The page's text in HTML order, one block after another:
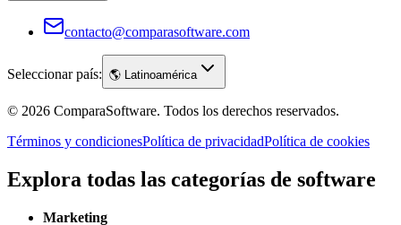
contacto@comparasoftware.com
Seleccionar país: 🌎 Latinoamérica
© 2026 ComparaSoftware. Todos los derechos reservados.
Términos y condicionesPolítica de privacidadPolítica de cookies
Explora todas las categorías de software
Marketing